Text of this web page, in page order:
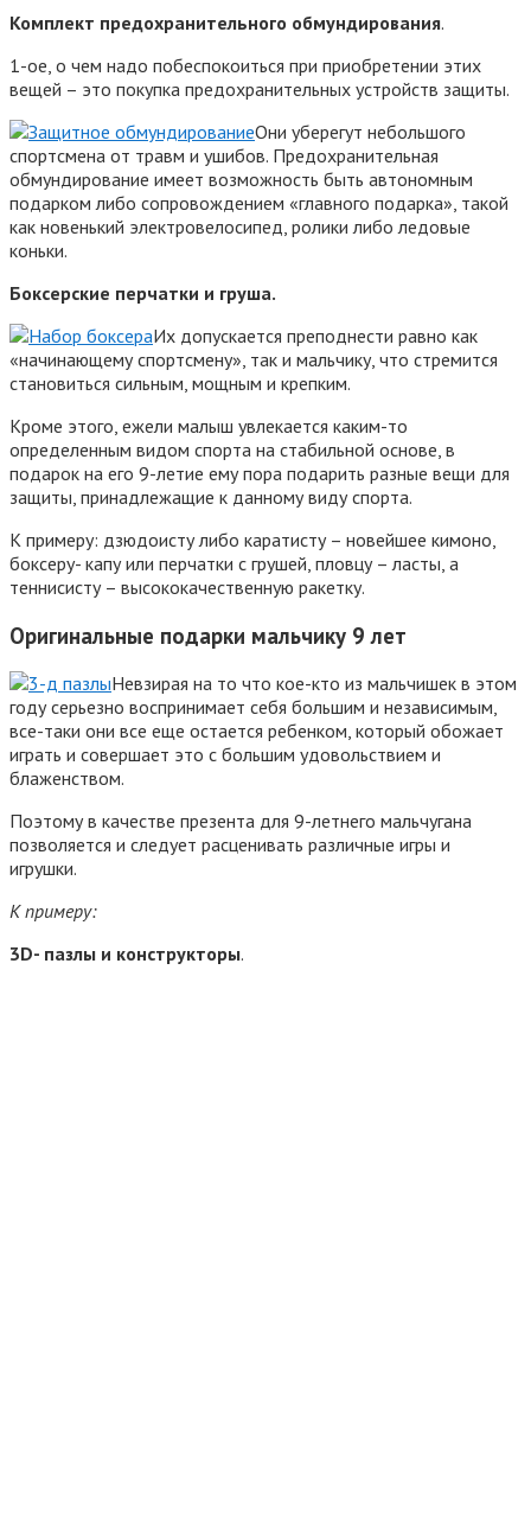
Комплект предохранительного обмундирования.
1-ое, о чем надо побеспокоиться при приобретении этих
вещей – это покупка предохранительных устройств защиты.
Они уберегут небольшого
спортсмена от травм и ушибов. Предохранительная
обмундирование имеет возможность быть автономным
подарком либо сопровождением «главного подарка», такой
как новенький электровелосипед, ролики либо ледовые
коньки.
Боксерские перчатки и груша.
Их допускается преподнести равно как
«начинающему спортсмену», так и мальчику, что стремится
становиться сильным, мощным и крепким.
Кроме этого, ежели малыш увлекается каким-то
определенным видом спорта на стабильной основе, в
подарок на его 9-летие ему пора подарить разные вещи для
защиты, принадлежащие к данному виду спорта.
К примеру: дзюдоисту либо каратисту – новейшее кимоно,
боксеру- капу или перчатки с грушей, пловцу – ласты, а
теннисисту – высококачественную ракетку.
Оригинальные подарки мальчику 9 лет
Невзирая на то что кое-кто из мальчишек в этом
году серьезно воспринимает себя большим и независимым,
все-таки они все еще остается ребенком, который обожает
играть и совершает это с большим удовольствием и
блаженством.
Поэтому в качестве презента для 9-летнего мальчугана
позволяется и следует расценивать различные игры и
игрушки.
К примеру:
3D- пазлы и конструкторы.